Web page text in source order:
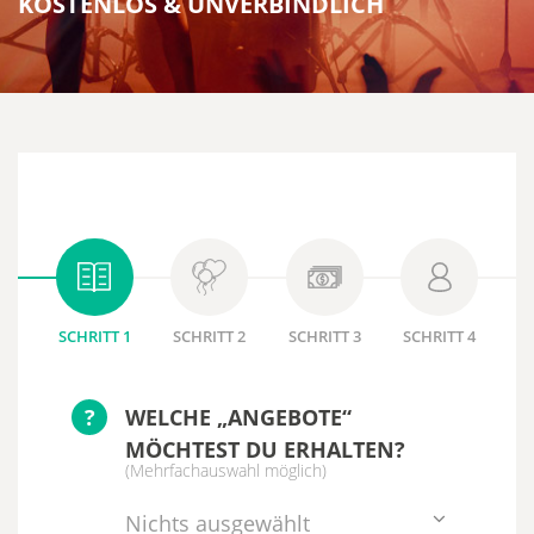
SCHRITT 1 SCHRITT 2 SCHRITT 3 SCHRITT 4
?
WELCHE „ANGEBOTE“
MÖCHTEST DU ERHALTEN?
(Mehrfachauswahl möglich)
Nichts ausgewählt